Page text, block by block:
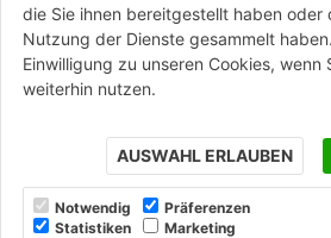
die Sie ihnen bereitgestellt haben oder
Nutzung der Dienste gesammelt
Einwilligung zu unseren Cookies, wenn
weiterhin nutzen.
AUSWAHL ERLAUBEN
Notwendig
Präferenzen
Statistiken
Marketing